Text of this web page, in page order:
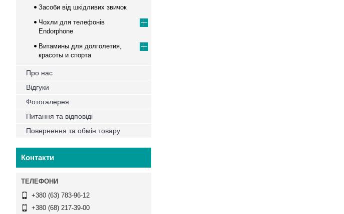
Засоби від шкідливих звичок
Чохли для телефонів
Endorphone
Витамины для долголетия,
красоты и спорта
Про нас
Відгуки
Фотогалерея
Питання та відповіді
Повернення та обмін товару
Контакти
+380 (63) 783-96-12
+380 (68) 217-39-00